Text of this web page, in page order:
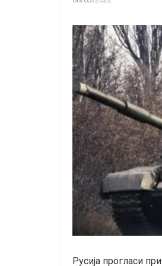
Русија прогласи